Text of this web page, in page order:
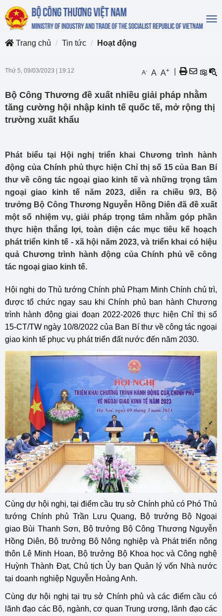
Trang chủ
Tin tức Hoạt động
Thứ 5, 09/03/2023 19:12 A- A A+
Bộ Công Thương đề xuất nhiều giải pháp nhằm
tăng cường hội nhập kinh tế quốc tế, mở rộng thị
trường xuất khẩu
Phát biểu tại Hội nghị triển khai Chương trình hành
động của Chính phủ thực hiện Chỉ thị số 15 của Ban Bí
thư về công tác ngoại giao kinh tế và những trọng tâm
ngoại giao kinh tế năm 2023, diễn ra chiều 9/3, Bộ
trưởng Bộ Công Thương Nguyễn Hồng Diên đã đề xuất
một số nhiệm vụ, giải pháp trọng tâm nhằm góp phần
thực hiện thắng lợi, toàn diện các mục tiêu kế hoạch
phát triển kinh tế - xã hội năm 2023, và triển khai có hiệu
quả Chương trình hành động của Chính phủ về công
tác ngoại giao kinh tế.
Hội nghị do Thủ tướng Chính phủ Phạm Minh Chính chủ trì,
được tổ chức ngay sau khi Chính phủ ban hành Chương
trình hành động giai đoạn 2022-2026 thực hiện Chỉ thị số
15-CT/TW ngày 10/8/2022 của Ban Bí thư về công tác ngoại
giao kinh tế phục vụ phát triển đất nước đến năm 2030.
Cùng dự hội nghị, tại điểm cầu trụ sở Chính phủ có Phó Thủ
tướng Chính phủ Trần Lưu Quang, Bộ trưởng Bộ Ngoại
giao Bùi Thanh Sơn, Bộ trưởng Bộ Công Thương Nguyễn
Hồng Diên, Bộ trưởng Bộ Nông nghiệp và Phát triển nông
thôn Lê Minh Hoan, Bộ trưởng Bộ Khoa học và Công nghệ
Huỳnh Thành Đạt, Chủ tịch Ủy ban Quản lý vốn Nhà nước
tại doanh nghiệp Nguyễn Hoàng Anh.
Cùng dự hội nghị tại trụ sở Chính phủ và các điểm cầu có
lãnh đạo các Bộ, ngành, cơ quan Trung ương, lãnh đạo các